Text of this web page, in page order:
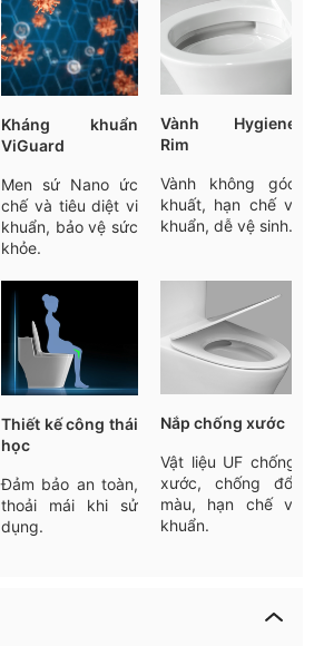
Kháng khuẩn
ViGuard
Men sứ Nano ức
chế và tiêu diệt vi
khuẩn, bảo vệ sức
khỏe.
Vành Hygiene
Rim
Vành không góc
khuất, hạn chế vi
khuẩn, dễ vệ sinh.
Thiết kế công thái
học
Đảm bảo an toàn,
thoải mái khi sử
dụng.
Nắp chống xước
Vật liệu UF chống
xước, chống đổi
màu, hạn chế vi
khuẩn.